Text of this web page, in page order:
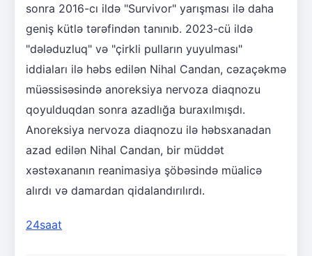
sonra 2016-cı ildə "Survivor" yarışması ilə daha
geniş kütlə tərəfindən tanınıb. 2023-cü ildə
"dələduzluq" və "çirkli pulların yuyulması"
iddiaları ilə həbs edilən Nihal Candan, cəzaçəkmə
müəssisəsində anoreksiya nervoza diaqnozu
qoyulduqdan sonra azadlığa buraxılmışdı.
Anoreksiya nervoza diaqnozu ilə həbsxanadan
azad edilən Nihal Candan, bir müddət
xəstəxananın reanimasiya şöbəsində müalicə
alırdı və damardan qidalandırılırdı.
24saat